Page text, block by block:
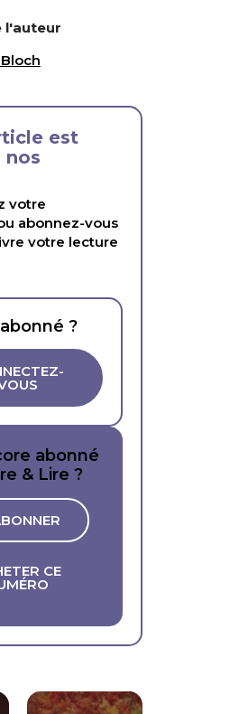
l'auteur
est
nos
votre
abonnez-vous
votre lecture
?
abonné
& Lire ?
CE